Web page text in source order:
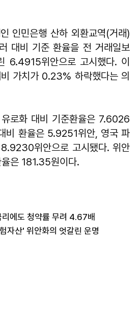
인민은행 산하 외환교역(거래)
대비 기준 환율을 전 거래일보
6.4915위안으로 고시했다. 이
가치가 0.23% 하락했다는 의
로화 대비 기준환율은 7.6026
비 환율은 5.9251위안, 영국 파
위안으로 고시됐다. 위안
은 181.35원이다.
에도 청약률 무려 4.67배
자산' 위안화의 엇갈린 운명